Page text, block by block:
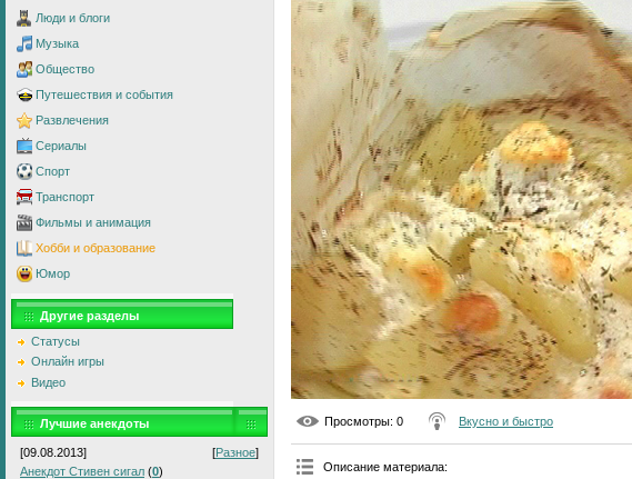
Люди и блоги
Музыка
Общество
Путешествия и события
Развлечения
Сериалы
Спорт
Транспорт
Фильмы и анимация
Хобби и образование
Юмор
Другие разделы
Статусы
Онлайн игры
Видео
Лучшие анекдоты
[09.08.2013] [Разное]
Анекдот Стивен сигал (0)
Просмотры: 0 Вкусно и быстро
Описание материала: